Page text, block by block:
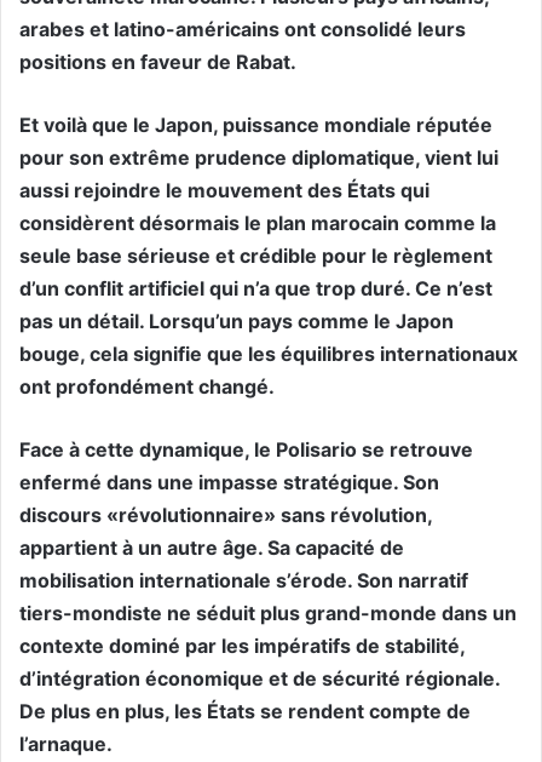
arabes et latino-américains ont consolidé leurs
positions en faveur de Rabat.
Et voilà que le Japon, puissance mondiale réputée
pour son extrême prudence diplomatique, vient lui
aussi rejoindre le mouvement des États qui
considèrent désormais le plan marocain comme la
seule base sérieuse et crédible pour le règlement
d’un conflit artificiel qui n’a que trop duré. Ce n’est
pas un détail. Lorsqu’un pays comme le Japon
bouge, cela signifie que les équilibres internationaux
ont profondément changé.
Face à cette dynamique, le Polisario se retrouve
enfermé dans une impasse stratégique. Son
discours «révolutionnaire» sans révolution,
appartient à un autre âge. Sa capacité de
mobilisation internationale s’érode. Son narratif
tiers-mondiste ne séduit plus grand-monde dans un
contexte dominé par les impératifs de stabilité,
d’intégration économique et de sécurité régionale.
De plus en plus, les États se rendent compte de
l’arnaque.